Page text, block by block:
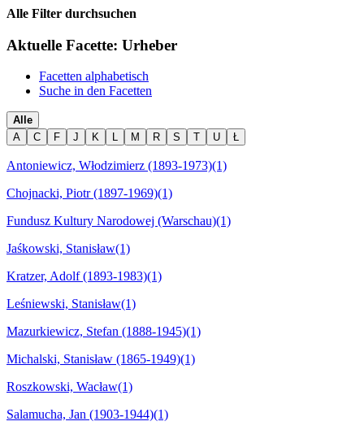
Alle Filter durchsuchen
Aktuelle Facette: Urheber
Facetten alphabetisch
Suche in den Facetten
Alle
A
C F J K L M R S T U Ł
Antoniewicz, Włodzimierz (1893-1973)(1)
Chojnacki, Piotr (1897-1969)(1)
Fundusz Kultury Narodowej (Warschau)(1)
Jaśkowski, Stanisław(1)
Kratzer, Adolf (1893-1983)(1)
Leśniewski, Stanisław(1)
Mazurkiewicz, Stefan (1888-1945)(1)
Michalski, Stanisław (1865-1949)(1)
Roszkowski, Wacław(1)
Salamucha, Jan (1903-1944)(1)